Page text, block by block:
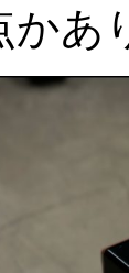
かあ